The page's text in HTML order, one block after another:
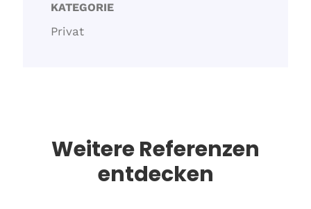
KATEGORIE
Privat
Weitere Referenzen
entdecken